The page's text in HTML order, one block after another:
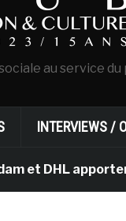
au service
INTERVIEWS /
et DHL